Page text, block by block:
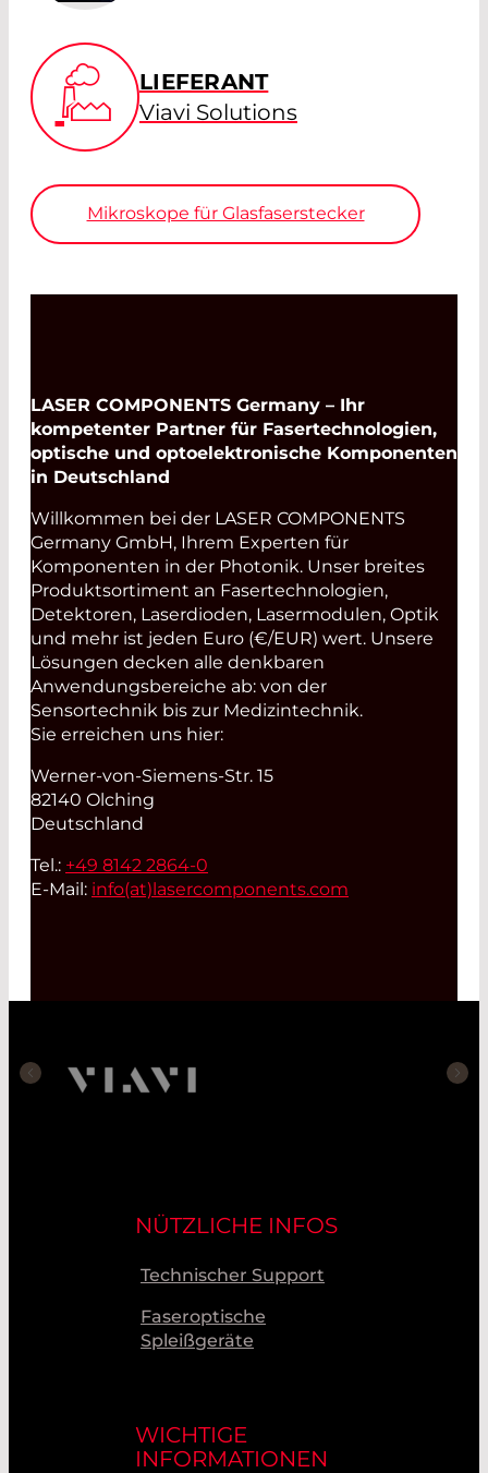
LIEFERANT
Viavi Solutions
Mikroskope für Glasfaserstecker
LASER COMPONENTS Germany – Ihr
kompetenter Partner für Fasertechnologien,
optische und optoelektronische Komponenten
in Deutschland
Willkommen bei der LASER COMPONENTS
Germany GmbH, Ihrem Experten für
Komponenten in der Photonik. Unser breites
Produktsortiment an Fasertechnologien,
Detektoren, Laserdioden, Lasermodulen, Optik
und mehr ist jeden Euro (€/EUR) wert. Unsere
Lösungen decken alle denkbaren
Anwendungsbereiche ab: von der
Sensortechnik bis zur Medizintechnik.
Sie erreichen uns hier:
Werner-von-Siemens-Str. 15
82140 Olching
Deutschland
Tel.: +49 8142 2864-0
E-Mail: info(at)lasercomponents.com
NÜTZLICHE INFOS
Technischer Support
Faseroptische
Spleißgeräte
WICHTIGE
INFORMATIONEN